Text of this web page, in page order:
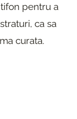
pentru a
ca sa
curata.